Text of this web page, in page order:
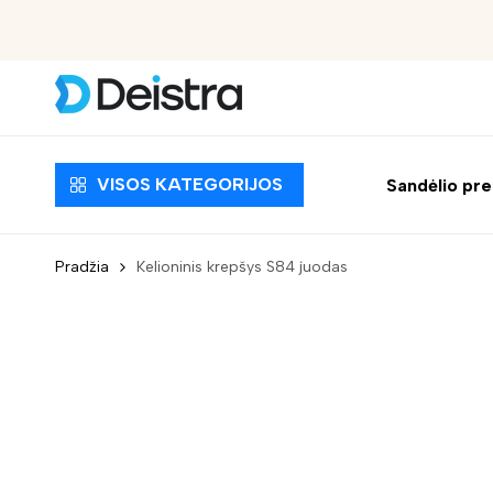
VISOS KATEGORIJOS Sandėlio
Pradžia Kelioninis krepšys S84 juodas